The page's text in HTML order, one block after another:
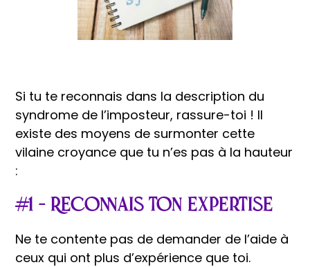
Si tu te reconnais dans la description du
syndrome de l’imposteur, rassure-toi ! Il
existe des moyens de surmonter cette
vilaine croyance que tu n’es pas à la hauteur
:
#1 – Reconnais ton expertise
Ne te contente pas de demander de l’aide à
ceux qui ont plus d’expérience que toi.